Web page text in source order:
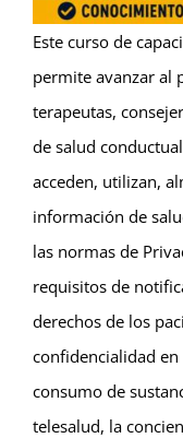
Este curso de
permite avanzar al
terapeutas,
de salud
acceden, utilizan,
información de
las normas de
requisitos de
derechos de los
confidencialidad
consumo de
telesalud, la